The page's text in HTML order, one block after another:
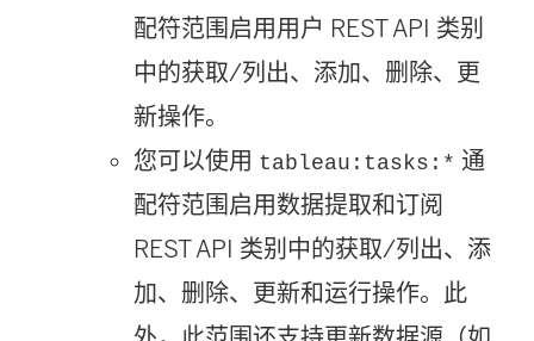
配符范围启用用户 REST API 类别
中的获取/列出、添加、删除、更
新操作。
您可以使用 tableau:tasks:* 通
配符范围启用数据提取和订阅
REST API 类别中的获取/列出、添
加、删除、更新和运行操作。此